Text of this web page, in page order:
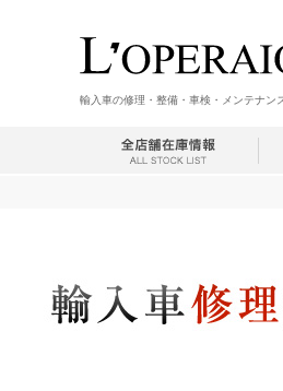
輸入車の修理・整備・車検・メンテナン